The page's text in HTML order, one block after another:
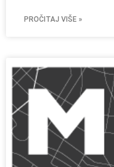
PROČITAJ VIŠE »